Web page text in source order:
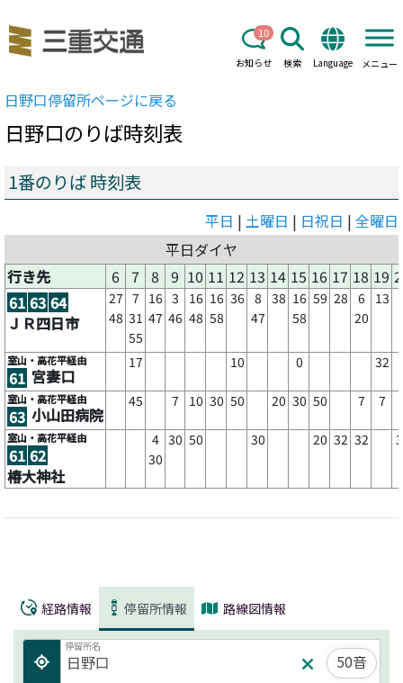
お知らせ
10
検索 Language メニュー
日野口停留所ページに戻る
日野口のりば時刻表
1番のりば 時刻表
平日 | 土曜日 | 日祝日 | 全曜日
平日ダイヤ
行き先
6 7 8 9 10 11 12 13 14 15 16 17 18 19
61 63 64
ＪＲ四日市
27
48
7
31
55
16
47
3
46
16
48
16
58
36 8
47
38 16
58
59 28 6
20
13
室山・高花平経由
61 宮妻口
17 10 0 32
室山・高花平経由
63 小山田病院
45 7 10 30 50 20 30 50 7 7
室山・高花平経由
61 62
椿大神社
4
30
30 50 30 20 32 32
経路情報 停留所情報 路線図情報
停留所名
50音